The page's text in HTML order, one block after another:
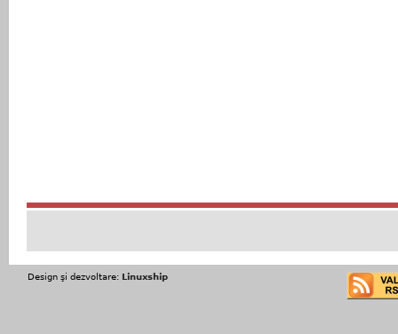
Design şi dezvoltare: Linuxship